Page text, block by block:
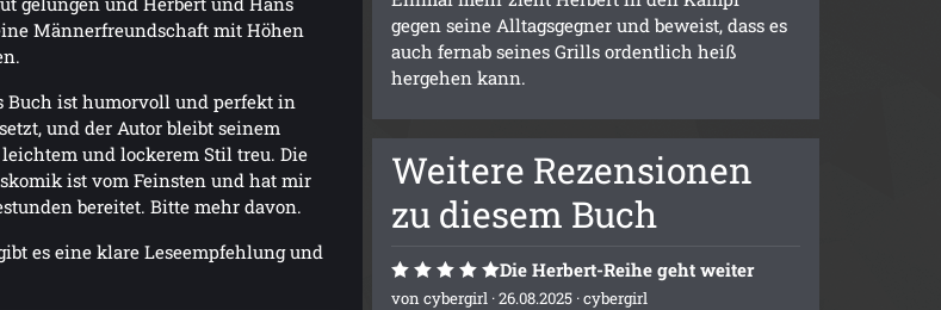
Männerfreundschaft mit Höhen
Buch ist humorvoll und perfekt in
und der Autor bleibt seinem
und lockerem Stil treu. Die
ist vom Feinsten und hat mir
bereitet. Bitte mehr davon.
es eine klare Leseempfehlung und
gegen seine Alltagsgegner und beweist, dass es
auch fernab seines Grills ordentlich heiß
hergehen kann.
Weitere Rezensionen
zu diesem Buch
Die Herbert-Reihe geht weiter
voncybergirl · 26.08.2025 ·cybergirl